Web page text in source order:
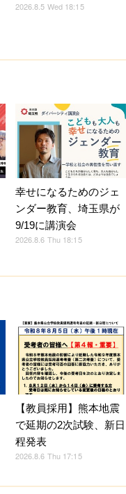
2026.8.5 Wed 18:15
幸せになるためのジェ
ンダー教育、埼玉県が
9/19に講演会
2026.8.6 Thu 18:15
【教員採用】熊本地震
で延期の2次試験、新日
程発表
2026.8.6 Thu 17:15